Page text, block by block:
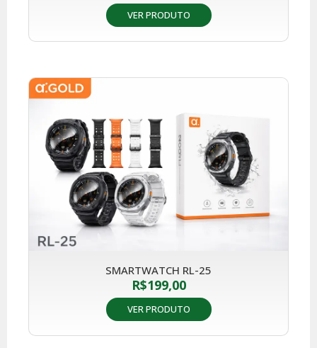
VER PRODUTO
SMARTWATCH RL-25
R$199,00
VER PRODUTO